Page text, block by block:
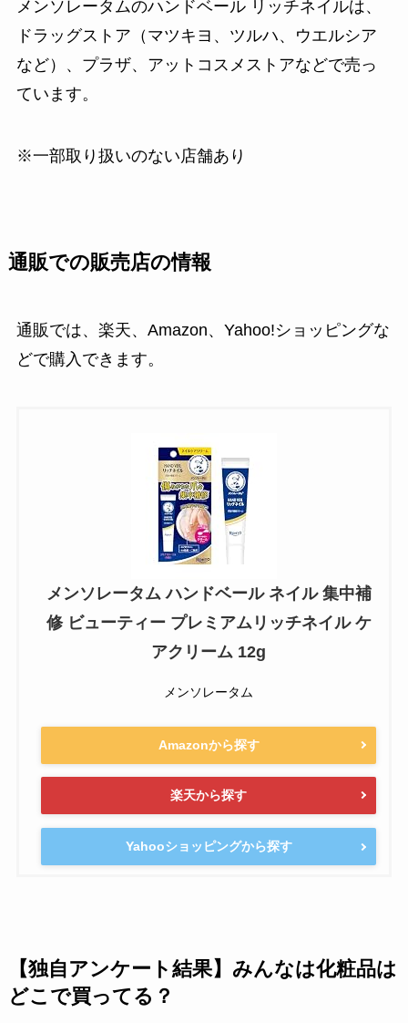
メンソレータムのハンドベール リッチネイルは、
ドラッグストア（マツキヨ、ツルハ、ウエルシア
など）、プラザ、アットコスメストアなどで売っ
ています。
※一部取り扱いのない店舗あり
通販での販売店の情報
通販では、楽天、Amazon、Yahoo!ショッピングな
どで購入できます。
メンソレータム ハンドベール ネイル 集中補
修 ビューティー プレミアムリッチネイル ケ
アクリーム 12g
メンソレータム
Amazonから探す
楽天から探す
Yahooショッピングから探す
【独自アンケート結果】みんなは化粧品は
どこで買ってる？